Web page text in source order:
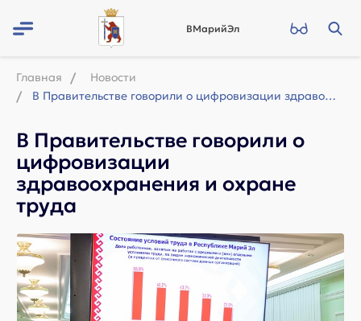
ВМарийЭл
Главная
Новости
В Правительстве говорили о цифровизации здравоохранения и охране труда
В Правительстве говорили о
цифровизации
здравоохранения и охране
труда